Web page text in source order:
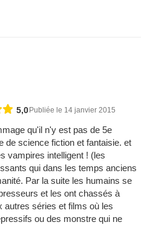
5,0Publiée le 14 janvier 2015
qu'il n'y est pas de 5e
de science fiction et fantaisie. et
vampires intelligent ! (les
qui dans les temps anciens
Par la suite les humains se
et les ont chassés à
autres séries et films où les
ou des monstre qui ne